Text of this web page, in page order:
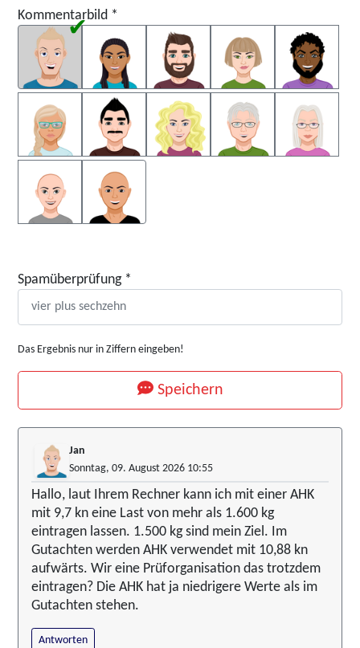
Kommentarbild *
Kommentarbild
Spamüberprüfung *
Das Ergebnis nur in Ziffern eingeben!
Speichern
Jan
Sonntag, 09. August 2026 10:55
Hallo, laut Ihrem Rechner kann ich mit einer AHK
mit 9,7 kn eine Last von mehr als 1.600 kg
eintragen lassen. 1.500 kg sind mein Ziel. Im
Gutachten werden AHK verwendet mit 10,88 kn
aufwärts. Wir eine Prüforganisation das trotzdem
eintragen? Die AHK hat ja niedrigere Werte als im
Gutachten stehen.
Antworten